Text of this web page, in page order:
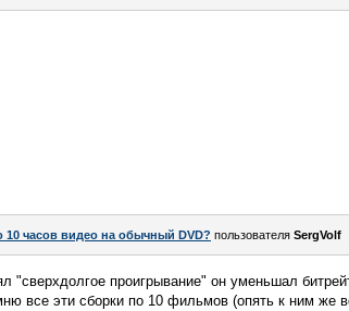
10 часов видео на обычный DVD? пользователя SergVolf
"сверхдолгое проигрывание" он уменьшал
все эти сборки по 10 фильмов (опять к ним же